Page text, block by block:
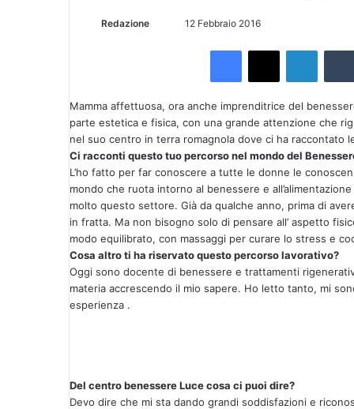
Redazione
u
n
'
e
m
a
l
12 Febbraio 2016
Mamma affettuosa, ora anche imprenditrice del
parte estetica e fisica, con una grande attenzione che
nel suo centro in terra romagnola dove ci ha raccontato
Ci racconti questo tuo percorso nel mondo del
L’ho fatto per far conoscere a tutte le donne le
mondo che ruota intorno al benessere e
molto questo settore. Già da qualche anno, prima di
in fratta. Ma non bisogno solo di pensare all’ aspetto
modo equilibrato, con massaggi per curare lo stress e
Cosa altro ti ha riservato questo percorso lavorativo?
Oggi sono docente di benessere e trattamenti
materia accrescendo il mio sapere. Ho letto tanto, mi
esperienza .
Del centro benessere Luce cosa ci puoi dire?
Devo dire che mi sta dando grandi soddisfazioni e